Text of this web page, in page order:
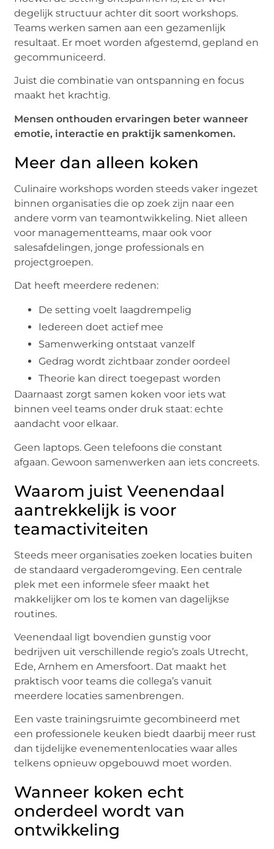
degelijk structuur achter dit soort workshops.
Teams werken samen aan een gezamenlijk
resultaat. Er moet worden afgestemd, gepland en
gecommuniceerd.
Juist die combinatie van ontspanning en focus
maakt het krachtig.
Mensen onthouden ervaringen beter wanneer
emotie, interactie en praktijk samenkomen.
Meer dan alleen koken
Culinaire workshops worden steeds vaker ingezet
binnen organisaties die op zoek zijn naar een
andere vorm van teamontwikkeling. Niet alleen
voor managementteams, maar ook voor
salesafdelingen, jonge professionals en
projectgroepen.
Dat heeft meerdere redenen:
De setting voelt laagdrempelig
Iedereen doet actief mee
Samenwerking ontstaat vanzelf
Gedrag wordt zichtbaar zonder oordeel
Theorie kan direct toegepast worden
Daarnaast zorgt samen koken voor iets wat
binnen veel teams onder druk staat: echte
aandacht voor elkaar.
Geen laptops. Geen telefoons die constant
afgaan. Gewoon samenwerken aan iets concreets.
Waarom juist Veenendaal
aantrekkelijk is voor
teamactiviteiten
Steeds meer organisaties zoeken locaties buiten
de standaard vergaderomgeving. Een centrale
plek met een informele sfeer maakt het
makkelijker om los te komen van dagelijkse
routines.
Veenendaal ligt bovendien gunstig voor
bedrijven uit verschillende regio’s zoals Utrecht,
Ede, Arnhem en Amersfoort. Dat maakt het
praktisch voor teams die collega’s vanuit
meerdere locaties samenbrengen.
Een vaste trainingsruimte gecombineerd met
een professionele keuken biedt daarbij meer rust
dan tijdelijke evenementenlocaties waar alles
telkens opnieuw opgebouwd moet worden.
Wanneer koken echt
onderdeel wordt van
ontwikkeling